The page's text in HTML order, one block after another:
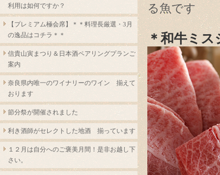
る魚です
＊和牛ミス
利用は如何ですか？
【プレミアム極会席】＊＊料理長厳選・3月
の逸品はコチラ＊＊
信貴山寅まつり＆日本酒ペアリングプランご
案内
奈良県内唯一のワイナリーのワイン 揃えて
おります
節分祭が開催されました
利き酒師がセレクトした地酒 揃っています
１２月は自分へのご褒美月間！是非お越し下
さい。